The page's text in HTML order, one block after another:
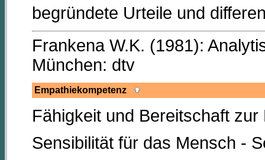
begründete Urteile und
Frankena W.K. (1981):
München: dtv
Empathiekompetenz
Fähigkeit und Bereitschaft
Sensibilität für das Mensch -